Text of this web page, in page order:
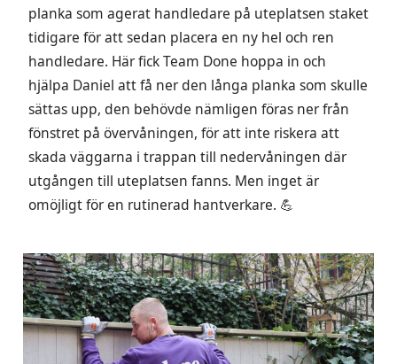
planka som agerat handledare på uteplatsen staket
tidigare för att sedan placera en ny hel och ren
handledare. Här fick Team Done hoppa in och
hjälpa Daniel att få ner den långa planka som skulle
sättas upp, den behövde nämligen föras ner från
fönstret på övervåningen, för att inte riskera att
skada väggarna i trappan till nedervåningen där
utgången till uteplatsen fanns. Men inget är
omöjligt för en rutinerad hantverkare. 💪